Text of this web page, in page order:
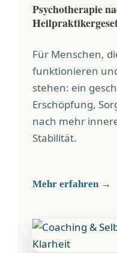
Psychotherapie
Für Menschen,
funktionieren
stehen: ein
Erschöpfung,
nach mehr
Stabilität.
Mehr erfahren →